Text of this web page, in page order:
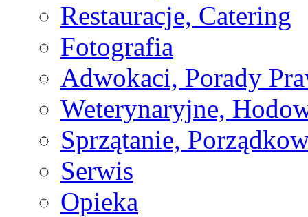
Restauracje, Catering
Fotografia
Adwokaci, Porady
Weterynaryjne,
Sprzątanie,
Serwis
Opieka